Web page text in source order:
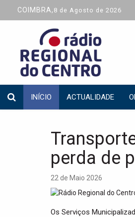
COIMBRA, 8 de Agosto de 2026
INÍCIO ACTUALIDADE
perda de
22 de Maio 2026
Os Serviços